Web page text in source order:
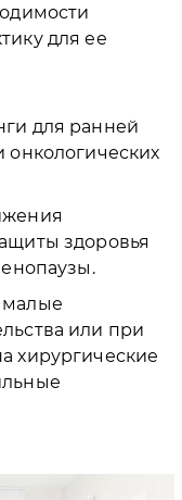
для ее
для ранней
онкологических
здоровья
малые
или при
хирургические